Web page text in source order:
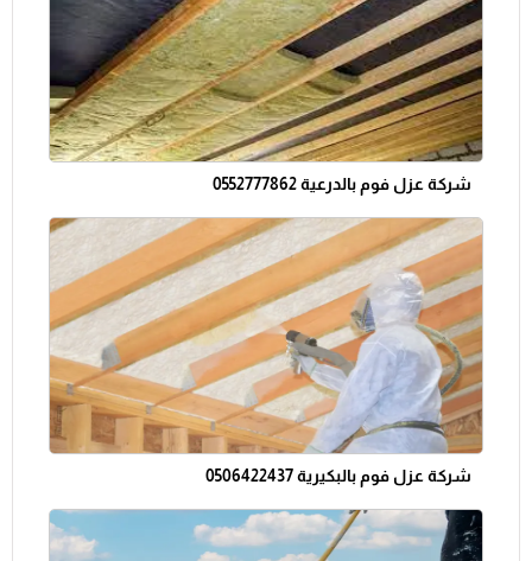
شركة عزل فوم بالدرعية 0552777862
شركة عزل فوم بالبكيرية 0506422437